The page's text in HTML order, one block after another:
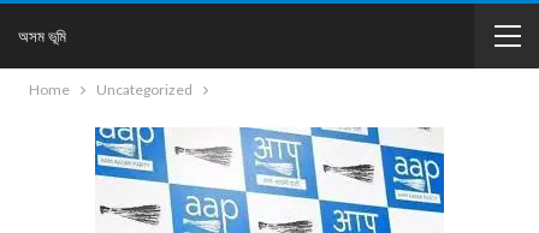
অসম ভূমি
Home Uncategorized